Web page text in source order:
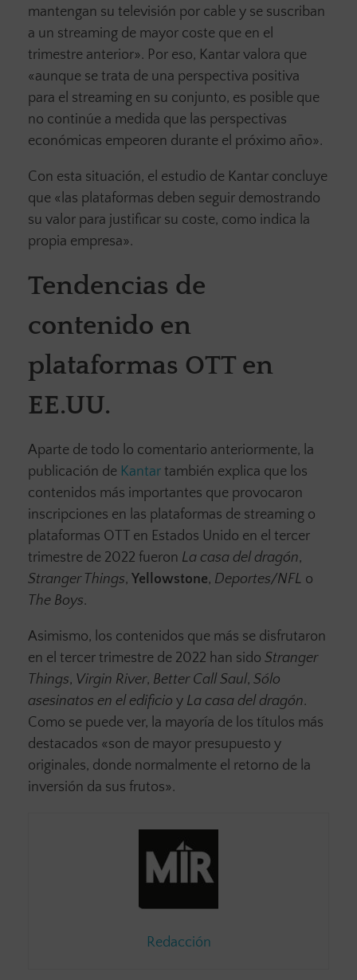
mantengan su televisión por cable y se suscriban
a un streaming de mayor coste que en el
trimestre anterior». Por eso, Kantar valora que
«aunque se trata de una perspectiva positiva
para el streaming en su conjunto, es posible que
no continúe a medida que las perspectivas
económicas empeoren durante el próximo año».
Con esta situación, el estudio de Kantar concluye
que «las plataformas deben seguir demostrando
su valor para justificar su coste, como indica la
propia empresa».
Tendencias de
contenido en
plataformas OTT en
EE.UU.
Aparte de todo lo comentario anteriormente, la
publicación de Kantar también explica que los
contenidos más importantes que provocaron
inscripciones en las plataformas de streaming o
plataformas OTT en Estados Unido en el tercer
trimestre de 2022 fueron La casa del dragón,
Stranger Things, Yellowstone, Deportes/NFL o
The Boys.
Asimismo, los contenidos que más se disfrutaron
en el tercer trimestre de 2022 han sido Stranger
Things, Virgin River, Better Call Saul, Sólo
asesinatos en el edificio y La casa del dragón.
Como se puede ver, la mayoría de los títulos más
destacados «son de mayor presupuesto y
originales, donde normalmente el retorno de la
inversión da sus frutos».
Redacción